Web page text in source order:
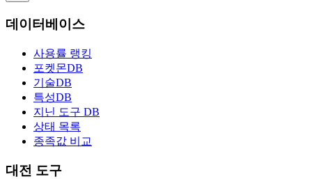
데이터베이스
사용률 랭킹
포켓몬DB
기술DB
특성DB
지닌 도구 DB
상태 목록
종족값 비교
대전 도구